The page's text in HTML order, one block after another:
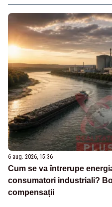
6 aug. 2026, 15:36
Cum se va întrerupe
consumatori industriali?
compensații